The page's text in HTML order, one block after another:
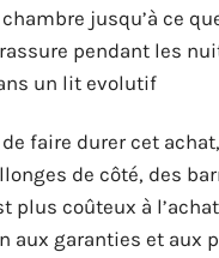
jusqu’à ce
pendant les
un lit evolutif
faire durer cet
de côté, des
plus coûteux à
aux garanties et aux